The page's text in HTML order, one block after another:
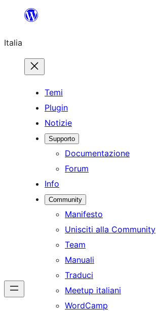
contenuto
Italia
Temi
Plugin
Notizie
Supporto
Documentazione
Forum
Info
Community
Manifesto
Unisciti alla Community
Team
Manuali
Traduci
Meetup italiani
WordCamp